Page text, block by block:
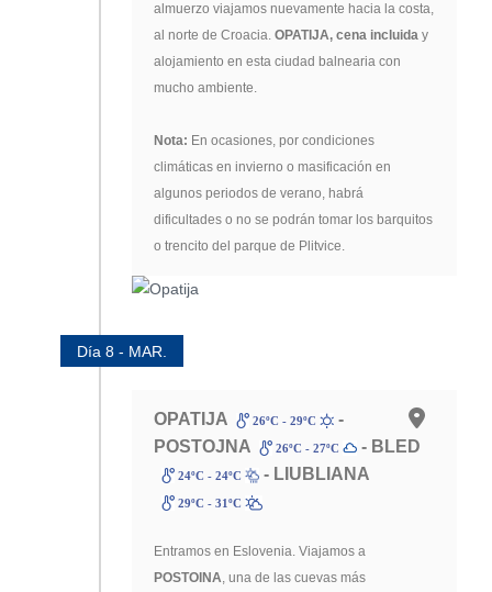
almuerzo viajamos nuevamente hacia la costa,
al norte de Croacia. OPATIJA, cena incluida y
alojamiento en esta ciudad balnearia con
mucho ambiente.
Nota: En ocasiones, por condiciones
climáticas en invierno o masificación en
algunos periodos de verano, habrá
dificultades o no se podrán tomar los barquitos
o trencito del parque de Plitvice.
Día 8 - MAR.
OPATIJA 26ºC - 29ºC
-
POSTOJNA
26ºC - 27ºC - BLED
24ºC - 24ºC - LIUBLIANA
29ºC - 31ºC
Entramos en Eslovenia. Viajamos a
POSTOINA, una de las cuevas más